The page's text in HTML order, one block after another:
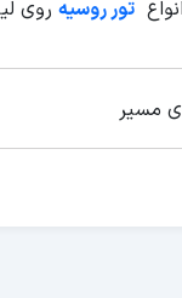
تور روسیه روی
مسیر